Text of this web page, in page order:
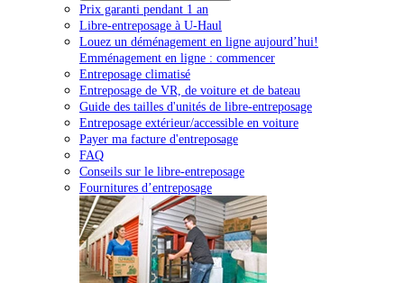
Prix garanti pendant 1 an
Libre-entreposage à U-Haul
Louez un déménagement en ligne aujourd’hui!
Emménagement en ligne : commencer
Entreposage climatisé
Entreposage de VR, de voiture et de bateau
Guide des tailles d'unités de libre-entreposage
Entreposage extérieur/accessible en voiture
Payer ma facture d'entreposage
FAQ
Conseils sur le libre-entreposage
Fournitures d’entreposage